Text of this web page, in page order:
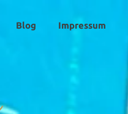
Blog Impressum